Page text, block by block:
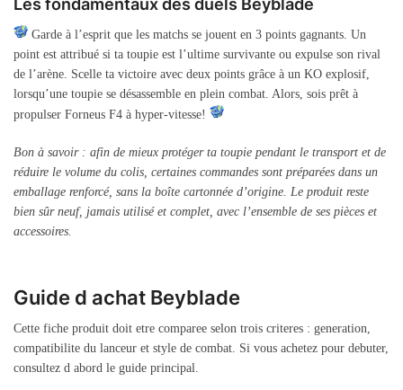
Les fondamentaux des duels Beyblade
Garde à l’esprit que les matchs se jouent en 3 points gagnants. Un
point est attribué si ta toupie est l’ultime survivante ou expulse son rival
de l’arène. Scelle ta victoire avec deux points grâce à un KO explosif,
lorsqu’une toupie se désassemble en plein combat. Alors, sois prêt à
propulser Forneus F4 à hyper-vitesse!
Bon à savoir : afin de mieux protéger ta toupie pendant le transport et de
réduire le volume du colis, certaines commandes sont préparées dans un
emballage renforcé, sans la boîte cartonnée d’origine. Le produit reste
bien sûr neuf, jamais utilisé et complet, avec l’ensemble de ses pièces et
accessoires.
Guide d achat Beyblade
Cette fiche produit doit etre comparee selon trois criteres : generation,
compatibilite du lanceur et style de combat. Si vous achetez pour debuter,
consultez d abord le guide principal.